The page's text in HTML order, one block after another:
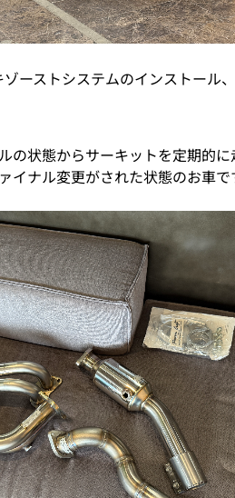
ーストシステムのインストール
の状態からサーキットを定期的に
イナル変更がされた状態のお車で